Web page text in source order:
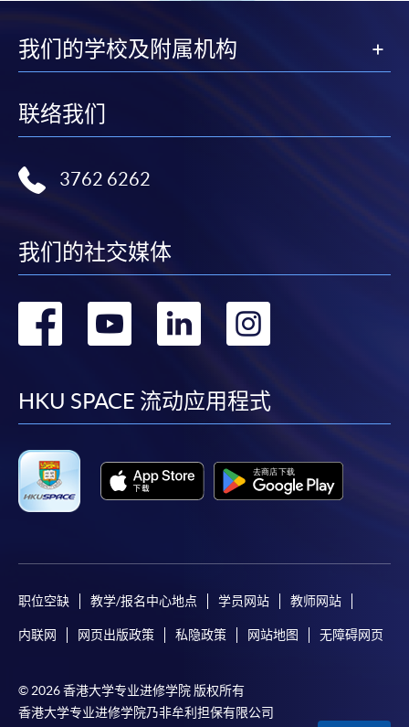
我们的学校及附属机构
联络我们
3762 6262
我们的社交媒体
转
facebook
转
youtube
转
linkedin
转
HKU SPACE 流动应用程式
职位空缺 教学/报名中心地点 学员网站 教师网站
内联网 网页出版政策 私隐政策 网站地图 无障碍网页
© 2026 香港大学专业进修学院 版权所有
香港大学专业进修学院乃非牟利担保有限公司